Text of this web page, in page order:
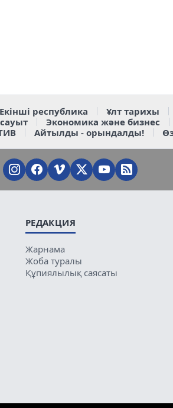
Екінші республика Ұлт тарихы
Экономика және бизнес
Айтылды - орындалды!
РЕДАКЦИЯ
Жарнама
Жоба туралы
Құпиялылық саясаты